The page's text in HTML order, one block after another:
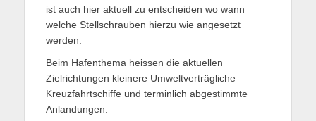
ist auch hier aktuell zu entscheiden wo wann
welche Stellschrauben hierzu wie angesetzt
werden.
Beim Hafenthema heissen die aktuellen
Zielrichtungen kleinere Umweltverträgliche
Kreuzfahrtschiffe und terminlich abgestimmte
Anlandungen.